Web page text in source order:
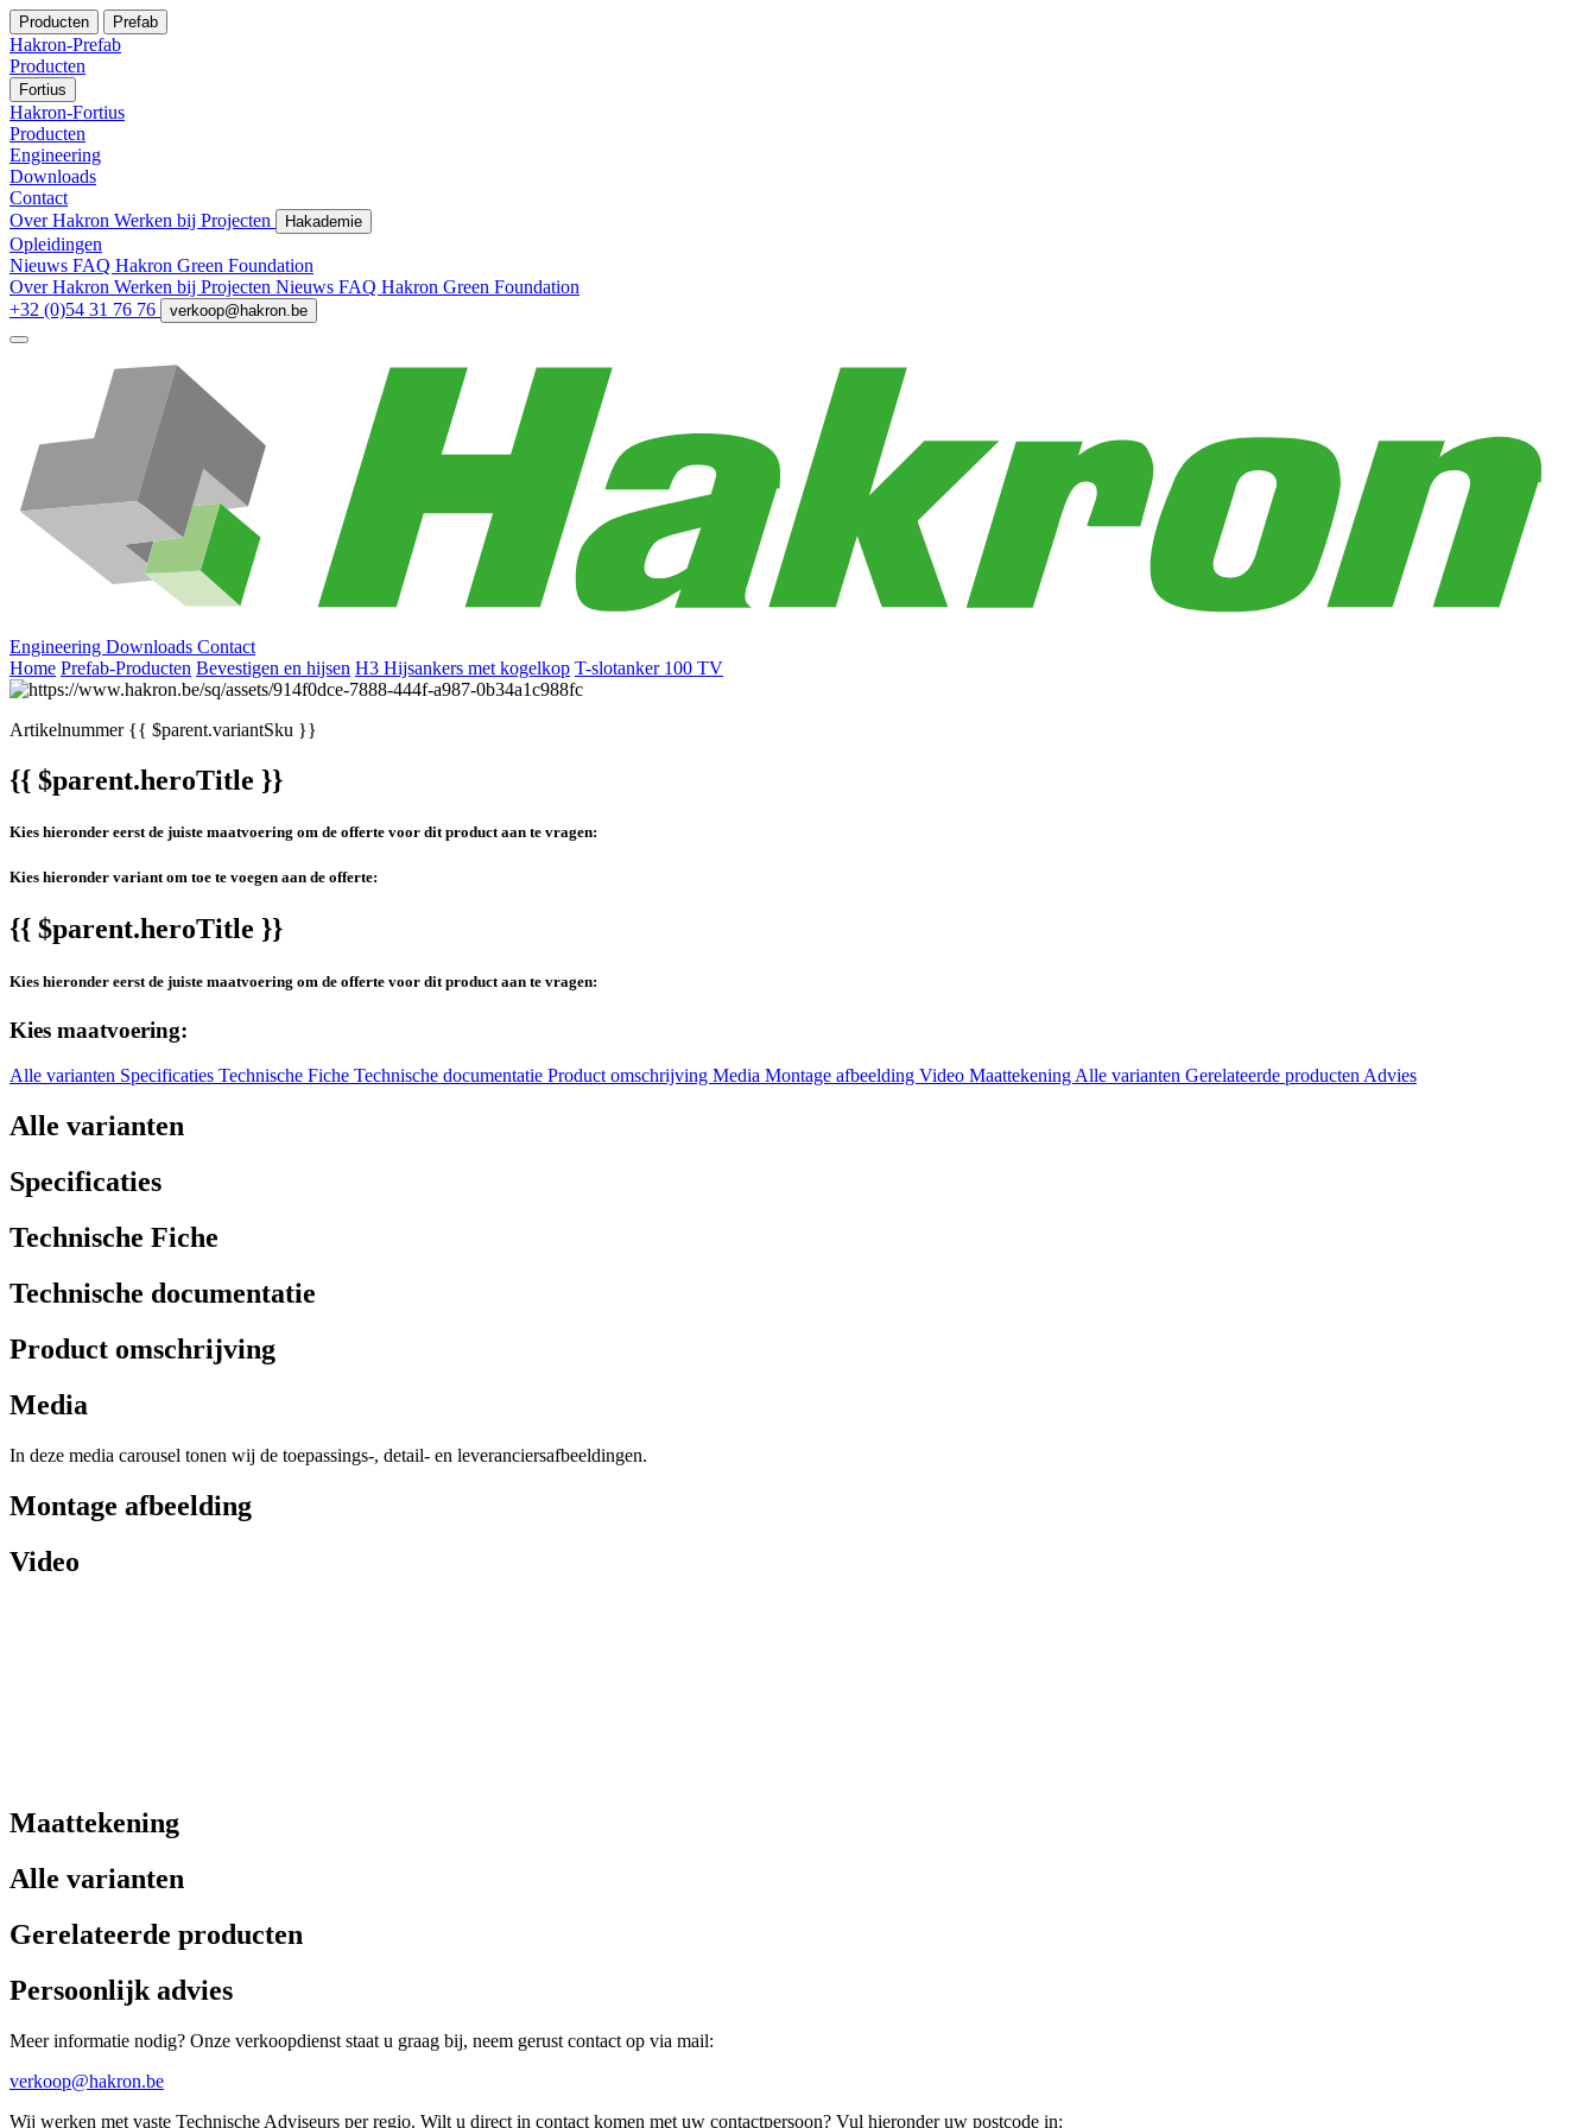
Producten Prefab
Hakron-Prefab
Producten
Fortius
Hakron-Fortius
Producten
Engineering
Downloads
Contact
Over Hakron Werken bij Projecten Hakademie
Opleidingen
Nieuws FAQ Hakron Green Foundation
Over Hakron Werken bij Projecten Nieuws FAQ Hakron Green Foundation
+32 (0)54 31 76 76
verkoop@hakron.be
Engineering Downloads Contact
Home Prefab-Producten Bevestigen en hijsen H3 Hijsankers met kogelkop T-slotanker 100 TV
Artikelnummer{{ $parent.variantSku }}
{{ $parent.heroTitle }}
Kies hieronder eerst de juiste maatvoering om de offerte voor dit product aan te vragen:
Kies hieronder variant om toe te voegen aan de offerte:
{{ $parent.heroTitle }}
Kies hieronder eerst de juiste maatvoering om de offerte voor dit product aan te vragen:
Kies maatvoering:
Alle varianten Specificaties Technische Fiche Technische documentatie Product omschrijving Media Montage afbeelding Video MaattekeningAlle varianten Gerelateerde productenAdvies
Alle varianten
Specificaties
Technische Fiche
Technische documentatie
Product omschrijving
Media
In deze media carousel tonen wij de toepassings-, detail- en leveranciersafbeeldingen.
Montage afbeelding
Video
Maattekening
Alle varianten
Gerelateerde producten
Persoonlijk advies
Meer informatie nodig? Onze verkoopdienst staat u graag bij, neem gerust contact op via mail:
verkoop@hakron.be
Wij werken met vaste Technische Adviseurs per regio. Wilt u direct in contact komen met uw contactpersoon? Vul hieronder uw postcode in: